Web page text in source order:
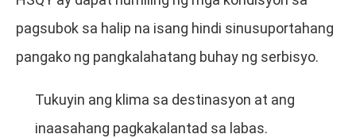
pagsubok sa halip na isang hindi sinusuportahang
pangako ng pangkalahatang buhay ng serbisyo.
Tukuyin ang klima sa destinasyon at ang
inaasahang pagkakalantad sa labas.